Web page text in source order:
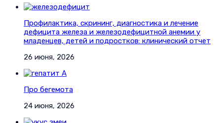
Профилактика, скрининг, диагностика и лечение
дефицита железа и железодефицитной анемии у
младенцев, детей и подростков: клинический отчет
26 июня, 2026
Про бегемота
24 июня, 2026